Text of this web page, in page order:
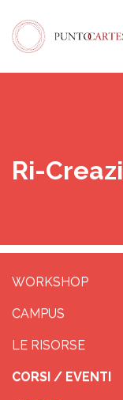
Ri-
WORKSHOP
CAMPUS
LE RISORSE
CORSI / EVENTI